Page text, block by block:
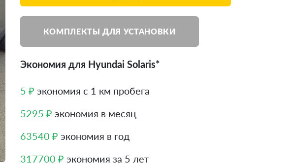
КОМПЛЕКТЫ ДЛЯ УСТАНОВКИ
Экономия для Hyundai Solaris*
5 ₽ экономия с 1 км пробега
5295 ₽ экономия в месяц
63540 ₽ экономия в год
317700 ₽ экономия за 5 лет